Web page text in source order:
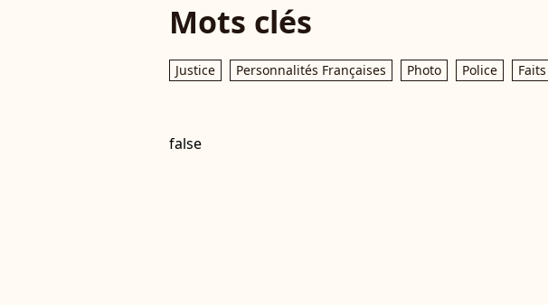
Mots clés
Justice Personnalités Françaises Photo Police
false